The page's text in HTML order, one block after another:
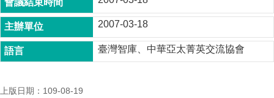
專
班
學
術
究
2007-03-18
臺灣智庫、中華亞太菁英交流協會
上版日期：109-08-19